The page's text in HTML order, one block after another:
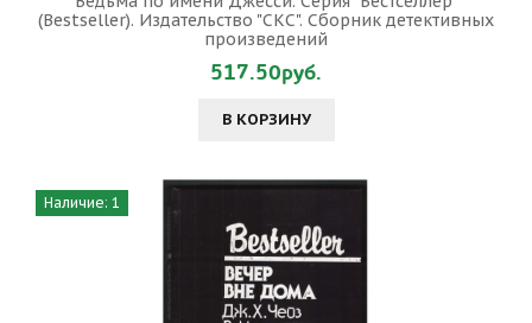
(Bestseller). Издательство "СКС". Сборник детективных
произведений
517.50руб.
В КОРЗИНУ
Наличие: 1